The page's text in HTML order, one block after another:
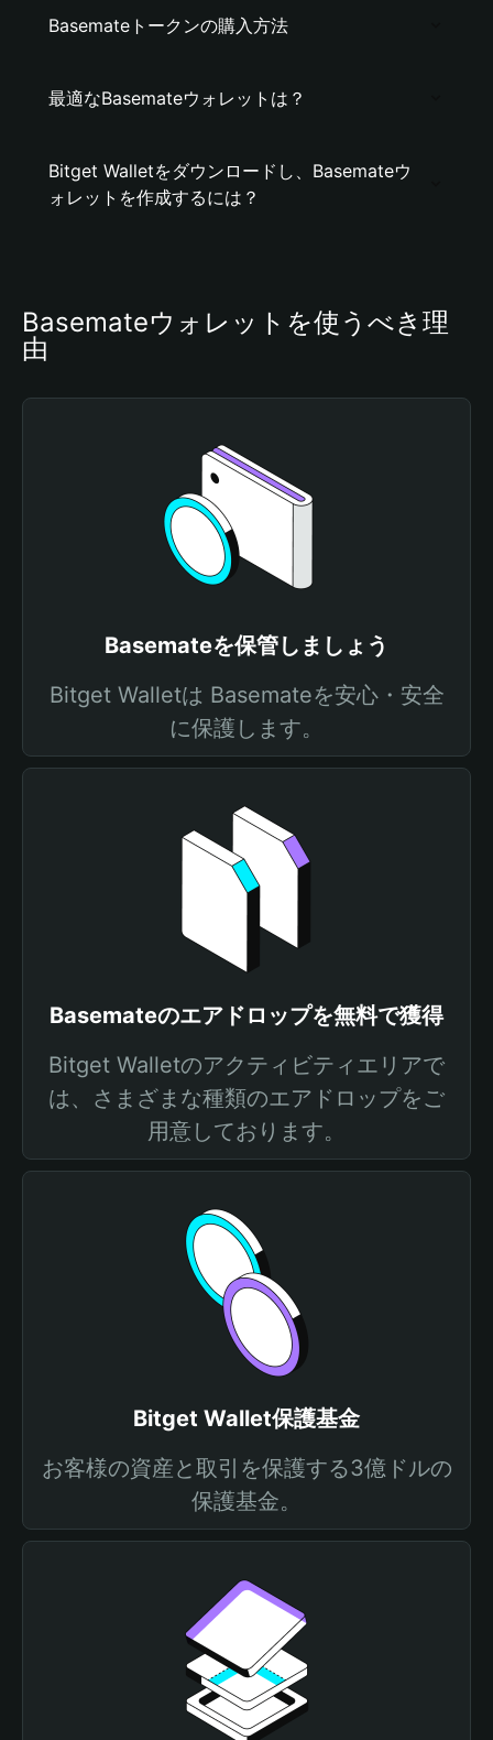
Basemateトークンの購入方法
最適なBasemateウォレットは？
Bitget Walletをダウンロードし、Basemateウ
ォレットを作成するには？
Basemateウォレットを使うべき理
由
Basemateを保管しましょう
Bitget Walletは Basemateを安心・安全
に保護します。
Basemateのエアドロップを無料で獲得
Bitget Walletのアクティビティエリアで
は、さまざまな種類のエアドロップをご
用意しております。
Bitget Wallet保護基金
お客様の資産と取引を保護する3億ドルの
保護基金。